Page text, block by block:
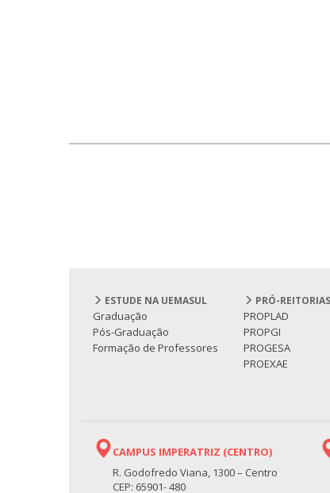
ESTUDE NA UEMASUL
Graduação
Pós-Graduação
Formação de Professores
PRÓ-REITORIAS
PROPLAD
PROPGI
PROGESA
PROEXAE
CAMPUS IMPERATRIZ (CENTRO)
R. Godofredo Viana, 1300 – Centro
CEP: 65901- 480